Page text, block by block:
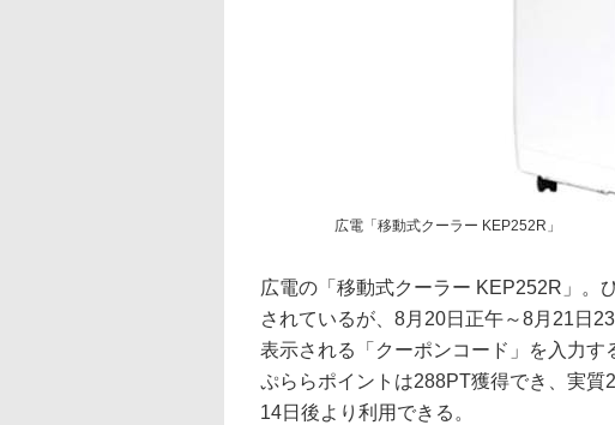
広電「移動式クーラー KEP252R」
広電の「移動式クーラー KEP252R」。
されているが、8月20日正午～8月21日
表示される「クーポンコード」を入力す
ぷららポイントは288PT獲得でき、実
14日後より利用できる。